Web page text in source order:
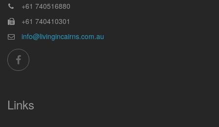
+61 740516880
+61 740410301
info@livingincairns.com.au
Links